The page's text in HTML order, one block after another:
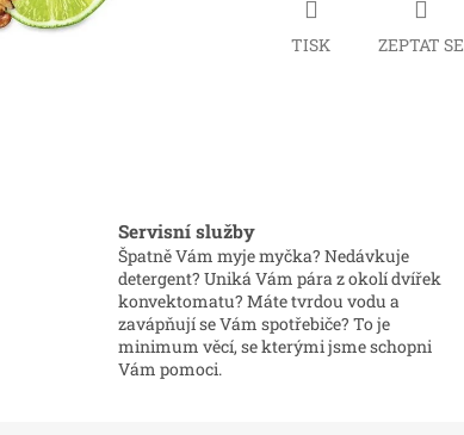
TISK ZEPTAT SE
Servisní služby
Špatně Vám myje myčka? Nedávkuje
detergent? Uniká Vám pára z okolí dvířek
konvektomatu? Máte tvrdou vodu a
zavápňují se Vám spotřebiče? To je
minimum věcí, se kterými jsme schopni
Vám pomoci.